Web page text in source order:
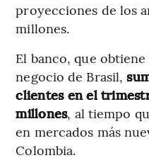
proyecciones de los
millones.
El banco, que
negocio de Brasil,
clientes en el
millones, al tiempo
en mercados más
Colombia.